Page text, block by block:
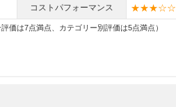
コストパフォーマンス ★★★☆☆
価は7点満点、カテゴリー別評価は5点満点）